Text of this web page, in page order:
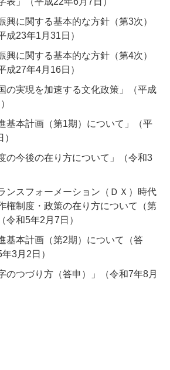
興に関する基本的な方針（第3次）
成23年1月31日）
興に関する基本的な方針（第4次）
成27年4月16日）
の実現を加速する文化政策」（平成
基本計画（第1期）について」（平
の今後の在り方について」（令和3
ンスフォーメーション（ＤＸ）時代
権制度・政策の在り方について（第
令和5年2月7日）
基本計画（第2期）について（答
3月2日）
のつづり方（答申）」（令和7年8月